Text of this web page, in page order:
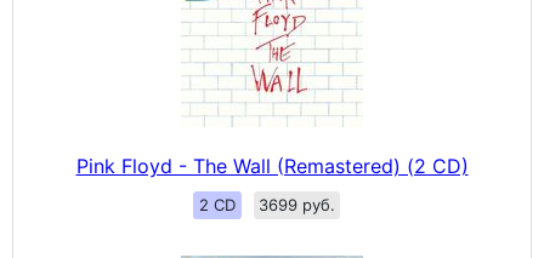
Pink Floyd - The Wall (Remastered) (2 CD)
2 CD 3699 руб.